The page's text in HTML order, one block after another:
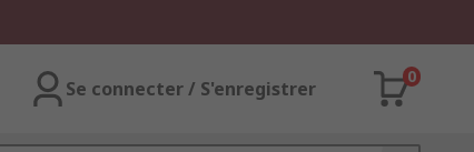
Se connecter / S'enregistrer
0